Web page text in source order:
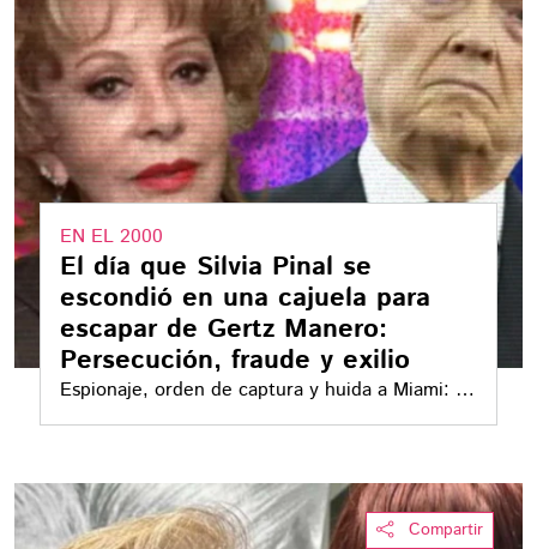
EN EL 2000
El día que Silvia Pinal se
escondió en una cajuela para
escapar de Gertz Manero:
Persecución, fraude y exilio
Espionaje, orden de captura y huida a Miami: el
capítulo más oscuro entre Silvia Pinal y el fiscal
Compartir